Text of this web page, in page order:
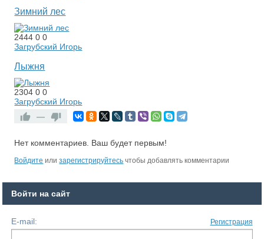
Зимний лес
244400
Загрубский Игорь
Лыжня
230400
Загрубский Игорь
—
Нет комментариев. Ваш будет первым!
Войдите илизарегистрируйтесь чтобы добавлять комментарии
Войти на сайт
E-mail: Регистрация